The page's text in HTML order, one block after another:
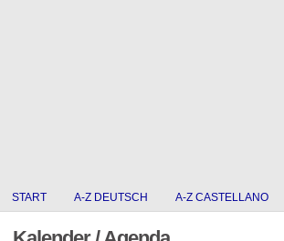
START A-Z DEUTSCH A-Z CASTELLANO